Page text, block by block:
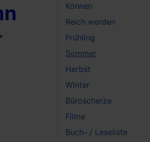
Können
Reich werden
Frühling
Sommer
Herbst
Winter
Büroscherze
Filme
Buch- / Leseliste